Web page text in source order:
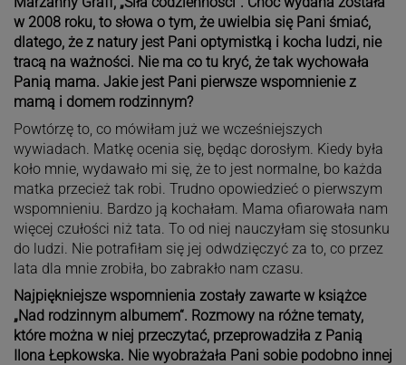
w 2008 roku, to słowa o tym, że uwielbia się Pani śmiać,
dlatego, że z natury jest Pani optymistką i kocha ludzi, nie
tracą na ważności. Nie ma co tu kryć, że tak wychowała
Panią mama. Jakie jest Pani pierwsze wspomnienie z
mamą i domem rodzinnym?
Powtórzę to, co mówiłam już we wcześniejszych
wywiadach. Matkę ocenia się, będąc dorosłym. Kiedy była
koło mnie, wydawało mi się, że to jest normalne, bo każda
matka przecież tak robi. Trudno opowiedzieć o pierwszym
wspomnieniu. Bardzo ją kochałam. Mama ofiarowała nam
więcej czułości niż tata. To od niej nauczyłam się stosunku
do ludzi. Nie potrafiłam się jej odwdzięczyć za to, co przez
lata dla mnie zrobiła, bo zabrakło nam czasu.
Najpiękniejsze wspomnienia zostały zawarte w książce
„Nad rodzinnym albumem“. Rozmowy na różne tematy,
które można w niej przeczytać, przeprowadziła z Panią
Ilona Łepkowska. Nie wyobrażała Pani sobie podobno innej